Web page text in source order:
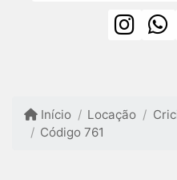
Início Locação
Código 761